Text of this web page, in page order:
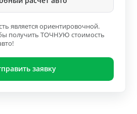
является ориентировочной.
получить ТОЧНУЮ стоимость
заявку